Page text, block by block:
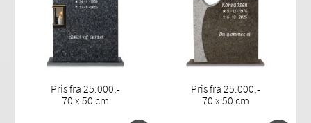
Pris fra 25.000,-
70 x 50 cm
Pris fra 25.000,-
70 x 50 cm